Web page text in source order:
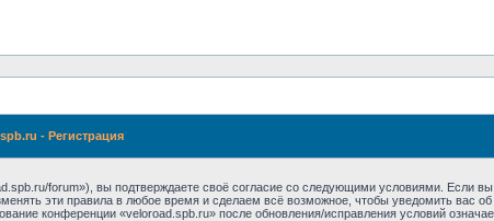
- Регистрация
forum»), вы подтверждаете своё согласие со следующими условиями. Если вы
эти правила в любое время и сделаем всё возможное, чтобы уведомить вас
конференции «veloroad.spb.ru» после обновления/исправления условий